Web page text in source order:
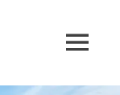
MENU